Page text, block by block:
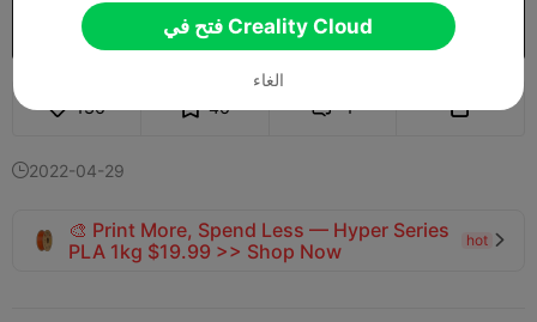
شراء
136 46  1 
2022-04-29
🎨 Print More, Spend Less — Hyper Series
PLA 1kg $19.99 >> Shop Now
hot 
فتح في Creality Cloud
الغاء